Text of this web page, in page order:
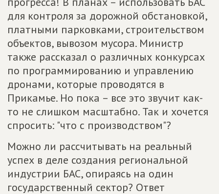
для контроля за дорожной обстановкой,
платными парковками, строительством
объектов, вывозом мусора. Министр
также рассказал о различных конкурсах
по программированию и управлению
дронами, которые проводятся в
Прикамье. Но пока – все это звучит как-
то не слишком масштабно. Так и хочется
спросить: "что с производством"?
Можно ли рассчитывать на реальный
успех в деле создания региональной
индустрии БАС, опираясь на один
государственный сектор? Ответ